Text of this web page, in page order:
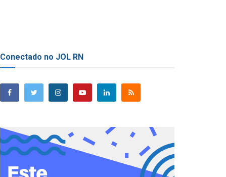
Conectado no JOL RN